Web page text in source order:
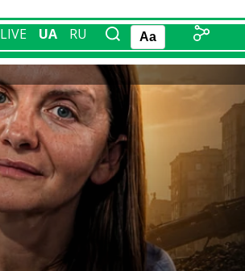
LIVE UA RU Aa